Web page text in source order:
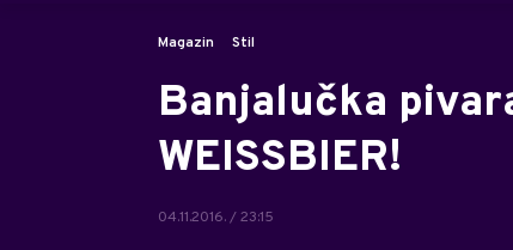
Magazin Stil
Banjalučka
WEISSBIER!
04.11.2016. / 23:15